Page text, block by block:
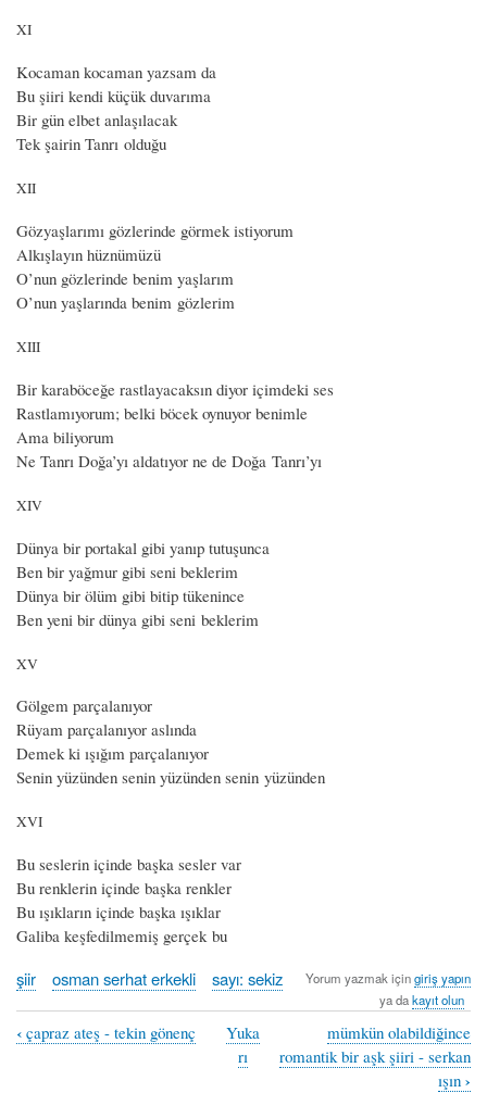
XI
Kocaman kocaman yazsam da
Bu şiiri kendi küçük duvarıma
Bir gün elbet anlaşılacak
Tek şairin Tanrı olduğu
XII
Gözyaşlarımı gözlerinde görmek istiyorum
Alkışlayın hüznümüzü
O’nun gözlerinde benim yaşlarım
O’nun yaşlarında benim gözlerim
XIII
Bir karaböceğe rastlayacaksın diyor içimdeki ses
Rastlamıyorum; belki böcek oynuyor benimle
Ama biliyorum
Ne Tanrı Doğa’yı aldatıyor ne de Doğa Tanrı’yı
XIV
Dünya bir portakal gibi yanıp tutuşunca
Ben bir yağmur gibi seni beklerim
Dünya bir ölüm gibi bitip tükenince
Ben yeni bir dünya gibi seni beklerim
XV
Gölgem parçalanıyor
Rüyam parçalanıyor aslında
Demek ki ışığım parçalanıyor
Senin yüzünden senin yüzünden senin yüzünden
XVI
Bu seslerin içinde başka sesler var
Bu renklerin içinde başka renkler
Bu ışıkların içinde başka ışıklar
Galiba keşfedilmemiş gerçek bu
şiir osman serhat erkekli sayı: sekiz Yorum yazmak içingiriş yapın
ya dakayıt olun
Book
‹ çapraz ateş - tekin gönenç
Yuka
rı
mümkün olabildiğince
romantik bir aşk şiiri - serkan
ışın ›